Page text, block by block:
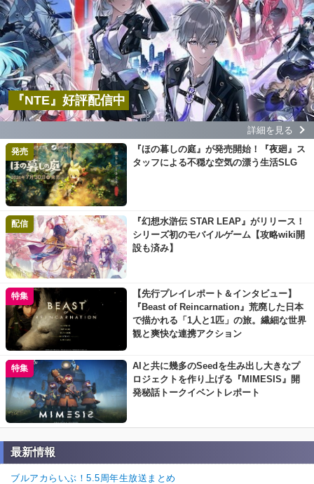
『NTE』好評配信中
詳細を見る
発売
『ほの暮しの庭』が発売開始！『夜廻』ス
タッフによる不穏な空気の漂う生活SLG
配信
『幻想水滸伝 STAR LEAP』がリリース！
シリーズ初のモバイルゲーム【攻略wiki開
設も済み】
特集
【先行プレイレポート＆インタビュー】
『Beast of Reincarnation』荒廃した日本
で描かれる「1人と1匹」の旅。繊細な世界
観と爽快な連携アクション
特集
AIと共に幾多のSeedを生み出し大きなプ
ロジェクトを作り上げる『MIMESIS』開
発秘話トークイベントレポート
最新情報
ブルアカらいぶ！5.5周年生放送まとめ